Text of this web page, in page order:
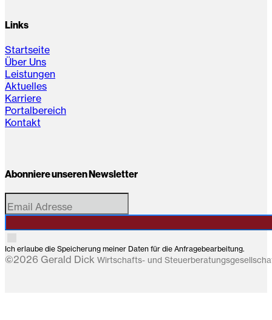
Links
Startseite
Über Uns
Leistungen
Aktuelles
Karriere
Portalbereich
Kontakt
Abonniere unseren Newsletter
Ich erlaube die Speicherung meiner Daten für die Anfragebearbeitung.
©2026 Gerald Dick Wirtschafts- und